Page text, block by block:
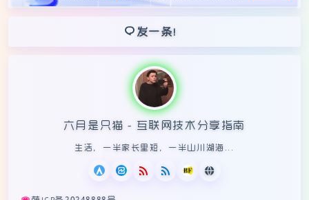
发一条！
六月是只猫 - 互联网技术分享指南
生活，一半家长里短，一半山川湖海...